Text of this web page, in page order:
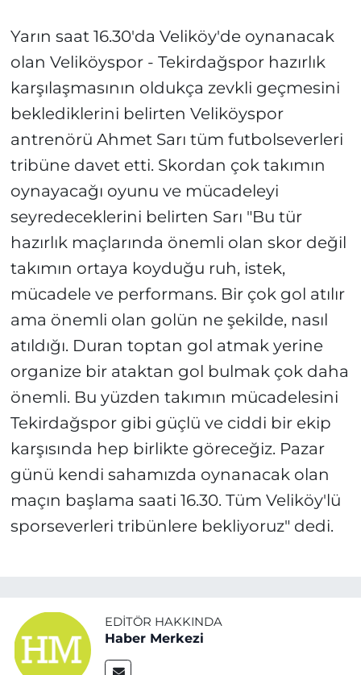
Yarın saat 16.30'da Veliköy'de oynanacak
olan Veliköyspor - Tekirdağspor hazırlık
karşılaşmasının oldukça zevkli geçmesini
beklediklerini belirten Veliköyspor
antrenörü Ahmet Sarı tüm futbolseverleri
tribüne davet etti. Skordan çok takımın
oynayacağı oyunu ve mücadeleyi
seyredeceklerini belirten Sarı "Bu tür
hazırlık maçlarında önemli olan skor değil
takımın ortaya koyduğu ruh, istek,
mücadele ve performans. Bir çok gol atılır
ama önemli olan golün ne şekilde, nasıl
atıldığı. Duran toptan gol atmak yerine
organize bir ataktan gol bulmak çok daha
önemli. Bu yüzden takımın mücadelesini
Tekirdağspor gibi güçlü ve ciddi bir ekip
karşısında hep birlikte göreceğiz. Pazar
günü kendi sahamızda oynanacak olan
maçın başlama saati 16.30. Tüm Veliköy'lü
sporseverleri tribünlere bekliyoruz" dedi.
EDITÖR HAKKINDA
Haber Merkezi